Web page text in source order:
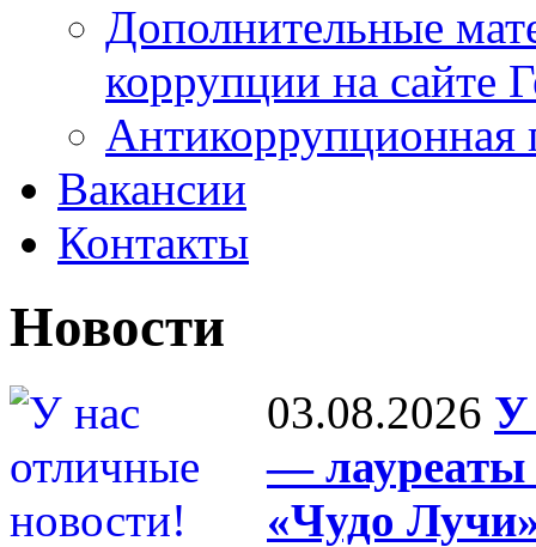
Дополнительные
коррупции на сайте
Антикоррупционная
Вакансии
Контакты
Новости
03.08.2026 У
— лауреаты
«Чудо